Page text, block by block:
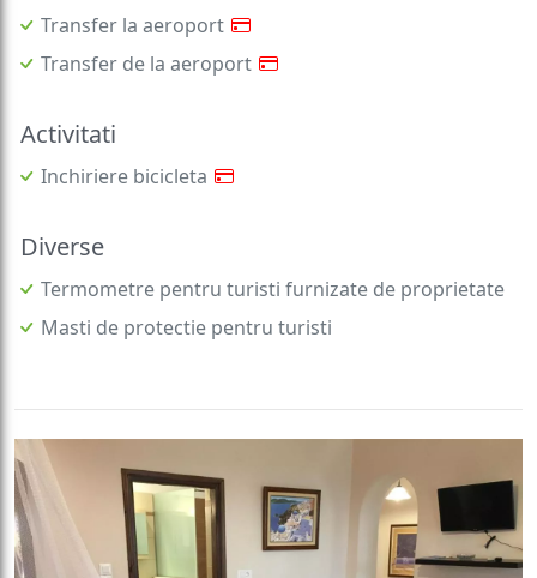
Transfer la aeroport
Transfer de la aeroport
Activitati
Inchiriere bicicleta
Diverse
Termometre pentru turisti furnizate de proprietate
Masti de protectie pentru turisti